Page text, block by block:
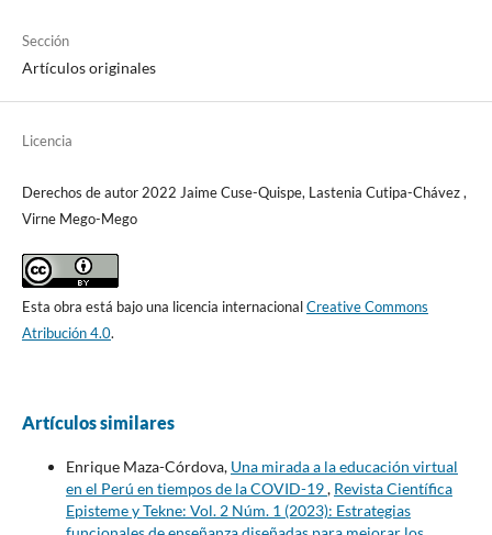
Sección
Artículos originales
Licencia
Derechos de autor 2022 Jaime Cuse-Quispe, Lastenia Cutipa-Chávez ,
Virne Mego-Mego
Esta obra está bajo una licencia internacionalCreative Commons
Atribución 4.0.
Artículos similares
Enrique Maza-Córdova, Una mirada a la educación virtual
en el Perú en tiempos de la COVID-19, Revista Científica
Episteme y Tekne: Vol. 2 Núm. 1 (2023): Estrategias